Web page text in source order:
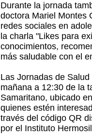
Durante la jornada
doctora Mariel Montes
redes sociales en
la charla "Likes para
conocimientos,
más saludable con el
Las Jornadas de
mañana a 12:30 de la
Samaritano, ubicado
quienes estén
través del código QR
por el Instituto